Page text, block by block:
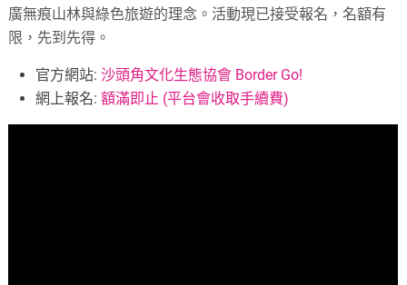
廣無痕山林與綠色旅遊的理念。活動現已接受報名，名額有
限，先到先得。
官方網站: 沙頭角文化生態協會 Border Go!
網上報名:額滿即止 (平台會收取手續費)